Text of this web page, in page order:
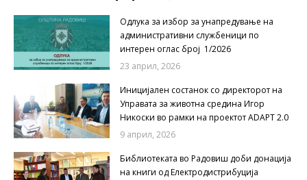
Одлука за избор за унапредување на
административни службеници по
интерен оглас број 1/2026
23 април, 2026
Иницијален состанок со директорот на
Управата за животна средина Игор
Никоски во рамки на проектот ADAPT 2.0
9 април, 2026
Библиотеката во Радовиш доби донација
на книги од Електродистрибуција